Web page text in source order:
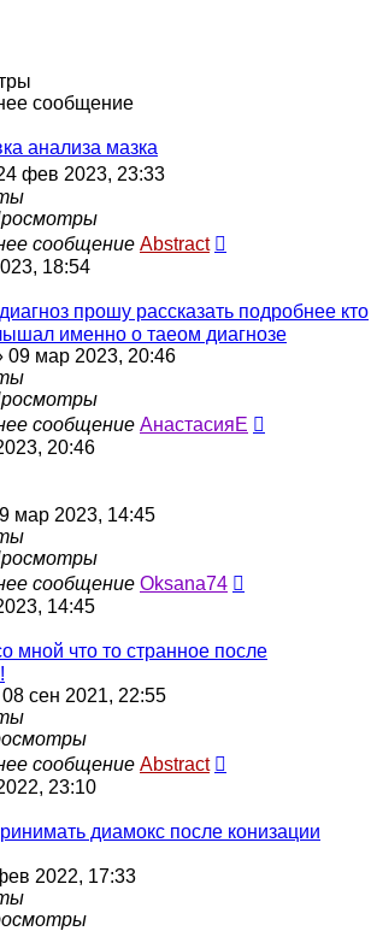
сообщение
анализа мазка
фев 2023, 23:33
сообщение Abstract
18:54
прошу рассказать подробнее кто
именно о таеом диагнозе
09 мар 2023, 20:46
сообщение АнастасияЕ
20:46
мар 2023, 14:45
сообщение Oksana74
14:45
мной что то странное после
08 сен 2021, 22:55
сообщение Abstract
23:10
диамокс после конизации
2022, 17:33